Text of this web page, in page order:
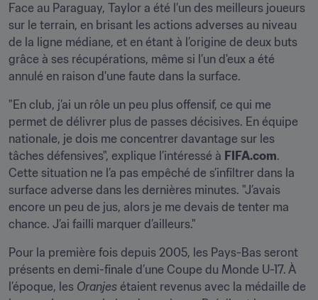
Face au Paraguay, Taylor a été l’un des meilleurs joueurs
sur le terrain, en brisant les actions adverses au niveau
de la ligne médiane, et en étant à l’origine de deux buts
grâce à ses récupérations, même si l’un d'eux a été
annulé en raison d'une faute dans la surface.
"En club, j’ai un rôle un peu plus offensif, ce qui me
permet de délivrer plus de passes décisives. En équipe
nationale, je dois me concentrer davantage sur les
tâches défensives", explique l’intéressé à FIFA.com.
Cette situation ne l’a pas empêché de s’infiltrer dans la
surface adverse dans les dernières minutes. "J’avais
encore un peu de jus, alors je me devais de tenter ma
chance. J’ai failli marquer d’ailleurs."
Pour la première fois depuis 2005, les Pays-Bas seront
présents en demi-finale d’une Coupe du Monde U-17. À
l’époque, les Oranjes étaient revenus avec la médaille de